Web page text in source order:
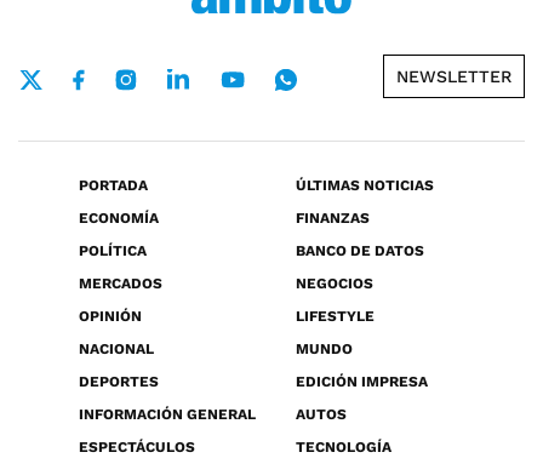
NEWSLETTER
PORTADA
ÚLTIMAS NOTICIAS
ECONOMÍA
FINANZAS
POLÍTICA
BANCO DE DATOS
MERCADOS
NEGOCIOS
OPINIÓN
LIFESTYLE
NACIONAL
MUNDO
DEPORTES
EDICIÓN IMPRESA
INFORMACIÓN GENERAL
AUTOS
ESPECTÁCULOS
TECNOLOGÍA